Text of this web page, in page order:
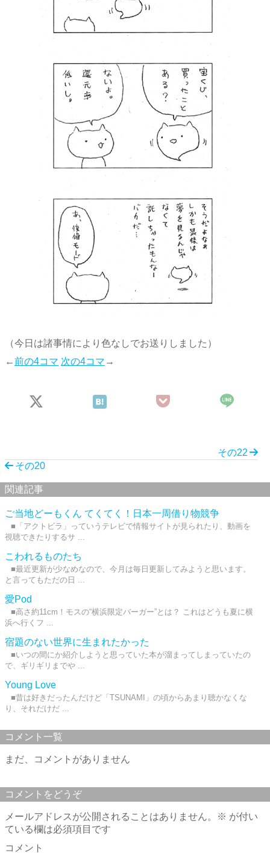
（今日は諸事情により色なしでお送りしました）
←前の4コマ 次の4コマ →
その22
その20
関連記事
ご当地どーもくん てくてく！日本一周借り物競争
■「アクトビラ」っていうテレビで情報サイトが見られたり、動画を
視聴できたりするサ ...
こわれるものたち
■最近更新が少なめなので、今月は毎日更新してみようと思います。
と言ってもただの日 ...
愛Pod
■高さ約11cm！モスの“横浜限定バーガー”とは？ これはどうも夏に横
浜へ行くフ ...
宿題のない世界に生まれたかった
■いつの間にか紹介しようと思っていた本が溜まってしまっていたの
で、ギリギリまでや ...
Young Love
■昔は好きだったんだけど「TSUNAMI」の頃からあまり聴かなくな
り、それだけだ ...
コメント一覧
まだ、コメントがありません
コメントをどうぞ
メールアドレスが公開されることはありません。 ※ が付い
ている欄は必須項目です
コメント